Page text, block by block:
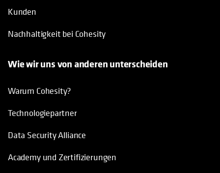
Kunden
Nachhaltigkeit bei Cohesity
Wie wir uns von anderen unterscheiden
Warum Cohesity?
Technologiepartner
Data Security Alliance
Academy und Zertifizierungen